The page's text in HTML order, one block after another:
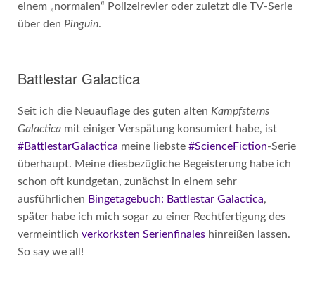
einem „normalen“ Polizeirevier oder zuletzt die TV-Serie
über den Pinguin.
Battlestar Galactica
Seit ich die Neuauflage des guten alten Kampfsterns
Galacticamit einiger Verspätung konsumiert habe, ist
#BattlestarGalactica meine liebste #ScienceFiction-Serie
überhaupt. Meine diesbezügliche Begeisterung habe ich
schon oft kundgetan, zunächst in einem sehr
ausführlichen Bingetagebuch: Battlestar Galactica,
später habe ich mich sogar zu einer Rechtfertigung des
vermeintlich verkorksten Serienfinaleshinreißen lassen.
So say we all!